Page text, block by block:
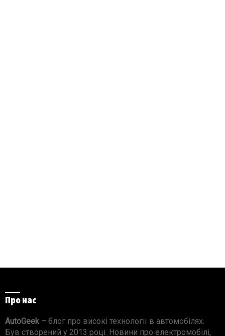
Про нас
AutoGeek– блог про високі технології в автомобілях.
Був створений у 2013 році. Новини про електромобілі,